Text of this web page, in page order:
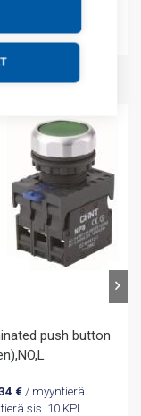
push button
€ / myyntierä
sis. 10 KPL